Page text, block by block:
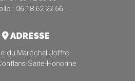
: 06 18 62 22 66
ADRESSE
du Maréchal Joffre
Saite-Honorine